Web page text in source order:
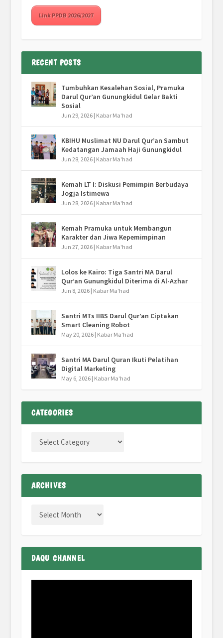
Link PPDB 2026/2027
RECENT POSTS
Tumbuhkan Kesalehan Sosial, Pramuka
Darul Qur’an Gunungkidul Gelar Bakti
Sosial
Jun 29, 2026| Kabar Ma'had
KBIHU Muslimat NU Darul Qur’an Sambut
Kedatangan Jamaah Haji Gunungkidul
Jun 28, 2026| Kabar Ma'had
Kemah LT I: Diskusi Pemimpin Berbudaya
Jogja Istimewa
Jun 28, 2026| Kabar Ma'had
Kemah Pramuka untuk Membangun
Karakter dan Jiwa Kepemimpinan
Jun 27, 2026| Kabar Ma'had
Lolos ke Kairo: Tiga Santri MA Darul
Qur’an Gunungkidul Diterima di Al-Azhar
Jun 8, 2026| Kabar Ma'had
Santri MTs IIBS Darul Qur’an Ciptakan
Smart Cleaning Robot
May 20, 2026| Kabar Ma'had
Santri MA Darul Quran Ikuti Pelatihan
Digital Marketing
May 6, 2026| Kabar Ma'had
CATEGORIES
ARCHIVES
DAQU CHANNEL